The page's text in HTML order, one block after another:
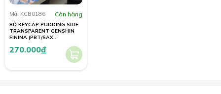
Mã: KCB0186 Còn hàng
BỘ KEYCAP PUDDING SIDE
TRANSPARENT GENSHIN
FININA (PBT/SAX
270.000đ